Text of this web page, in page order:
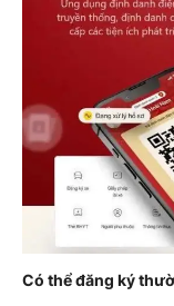
Có thể đăng ký